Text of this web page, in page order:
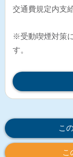
交通費規定内支
※受動喫煙対策
す。
こ
こ